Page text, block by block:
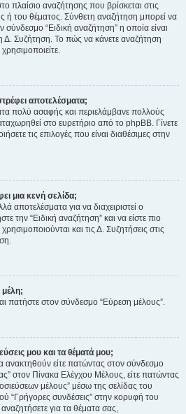
πλαίσιο αναζήτησης που βρίσκεται στις
ή του θέματος. Σύνθετη αναζήτηση μπορεί να
“Ειδική αναζήτηση” η οποία είναι
Δ. Συζήτηση. Το πώς να κάνετε αναζήτηση
αποτελέσματα;
πολύ ασαφής και περιελάμβανε πολλούς
στο ευρετήριο από το phpBB. Γίνετε
τις επιλογές που είναι διαθέσιμες στην
μια κενή σελίδα;
αποτελέσματα για να διαχειριστεί ο
την “Ειδική αναζήτηση” και να είστε πιο
και τις Δ. Συζητήσεις στις
πατήστε στον σύνδεσμο “Εύρεση μέλους”.
μου και τα θέματά μου;
ανακτηθούν είτε πατώντας στον σύνδεσμο
στον Πίνακα Ελέγχου Μέλους, είτε πατώντας
μέλους” μέσω της σελίδας του
“Γρήγορες συνδέσεις” στην κορυφή του
για τα θέματα σας,